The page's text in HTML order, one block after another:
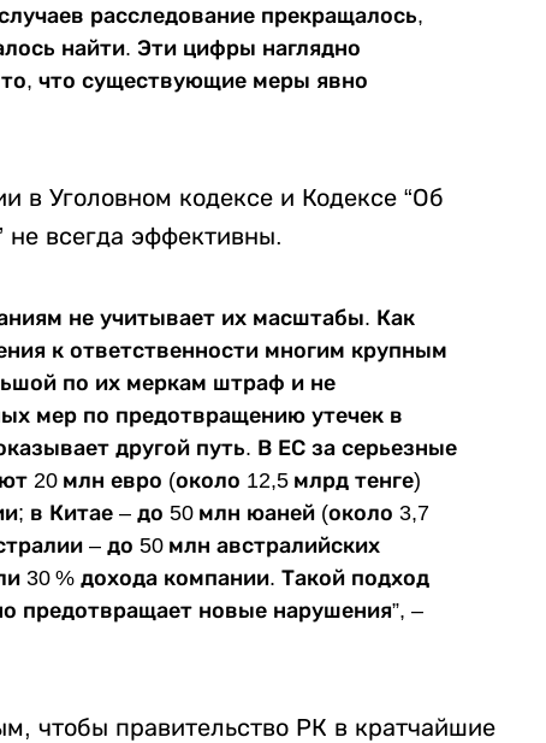
расследование прекращалось,
найти. Эти цифры наглядно
что существующие меры явно
в Уголовном кодексе и Кодексе “Об
всегда эффективны.
не учитывает их масштабы. Как
к ответственности многим крупным
по их меркам штраф и не
мер по предотвращению утечек в
другой путь. В ЕС за серьезные
20 млн евро (около 12,5 млрд тенге)
в Китае – до 50 млн юаней (около 3,7
– до 50 млн австралийских
30 % дохода компании. Такой подход
предотвращает новые нарушения”, –
чтобы правительство РК в кратчайшие